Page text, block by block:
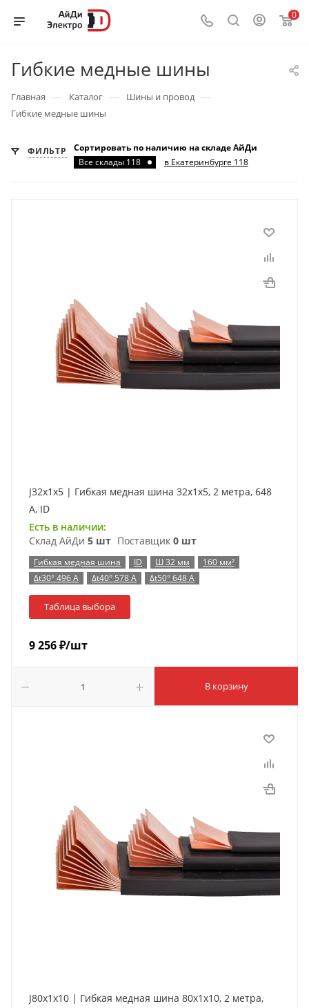
0
Гибкие медные шины
Главная — Каталог — Шины и провод —
Гибкие медные шины
ФИЛЬТР
Сортировать по наличию на складе АйДи
Все склады 118
в Екатеринбурге 118
J32x1x5 | Гибкая медная шина 32x1x5, 2 метра, 648
А, ID
Есть в наличии:
Склад АйДи 5 шт Поставщик 0 шт
Гибкая медная шина ID Ш 32 мм
160 мм²
Δt30° 496 А
Δt40° 578 А Δt50° 648 А
Таблица выбора
9 256₽/шт
В корзину
J80x1x10 | Гибкая медная шина 80x1x10, 2 метра,